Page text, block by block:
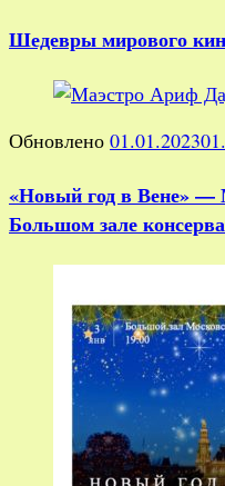
Шедевры мирового
Обновлено 01.01.2023
«Новый год в Вене»
Большом зале